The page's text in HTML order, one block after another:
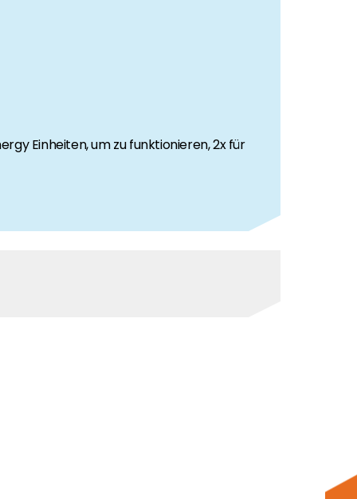
Einheiten, um zu funktionieren, 2x für